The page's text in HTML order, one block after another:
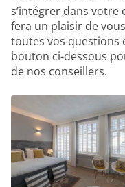
s’intégrer dans votre
fera un plaisir de
toutes vos questions
bouton ci-dessous
de nos conseillers.